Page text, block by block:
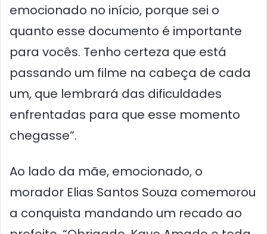
emocionado no início, porque sei o
quanto esse documento é importante
para vocês. Tenho certeza que está
passando um filme na cabeça de cada
um, que lembrará das dificuldades
enfrentadas para que esse momento
chegasse”.
Ao lado da mãe, emocionado, o
morador Elias Santos Souza comemorou
a conquista mandando um recado ao